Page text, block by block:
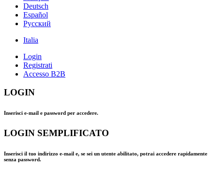
Deutsch
Español
Pусский
Italia
Login
Registrati
Accesso B2B
LOGIN
Inserisci e-mail e password per accedere.
LOGIN SEMPLIFICATO
Inserisci il tuo indirizzo e-mail e, se sei un utente abilitato, potrai accedere rapidamente
senza password.